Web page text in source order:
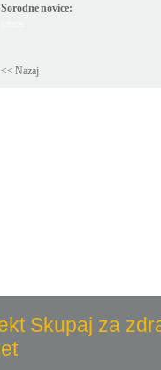
Sorodne novice:
<< Nazaj
Skupaj za